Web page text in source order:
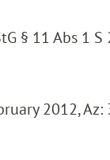
§ 11 Abs 1
2012,